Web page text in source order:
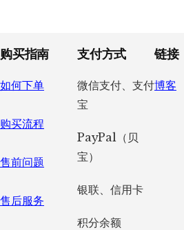
Footer
购买指南
如何下单
购买流程
售前问题
售后服务
支付方式
微信支付、支付
宝
PayPal（贝
宝）
银联、信用卡
积分余额
链接
博客